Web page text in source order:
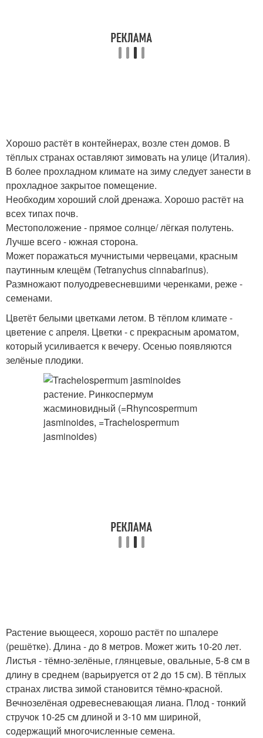
Хорошо растёт в контейнерах, возле стен домов. В
тёплых странах оставляют зимовать на улице (Италия).
В более прохладном климате на зиму следует занести в
прохладное закрытое помещение.
Необходим хороший слой дренажа. Хорошо растёт на
всех типах почв.
Местоположение - прямое солнце/ лёгкая полутень.
Лучше всего - южная сторона.
Может поражаться мучнистыми червецами, красным
паутинным клещём (Tetranychus cinnabarinus).
Размножают полуодревесневшими черенками, реже -
семенами.
Цветёт белыми цветками летом. В тёплом климате -
цветение с апреля. Цветки - с прекрасным ароматом,
который усиливается к вечеру. Осенью появляются
зелёные плодики.
Растение вьющееся, хорошо растёт по шпалере
(решётке). Длина - до 8 метров. Может жить 10-20 лет.
Листья - тёмно-зелёные, глянцевые, овальные, 5-8 см в
длину в среднем (варьируется от 2 до 15 см). В тёплых
странах листва зимой становится тёмно-красной.
Вечнозелёная одревесневающая лиана. Плод - тонкий
стручок 10-25 см длиной и 3-10 мм шириной,
содержащий многочисленные семена.